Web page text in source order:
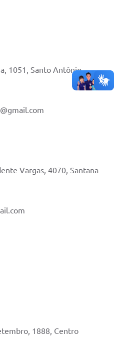
1051, Santo Antônio
Vargas, 4070, Santana
1888, Centro